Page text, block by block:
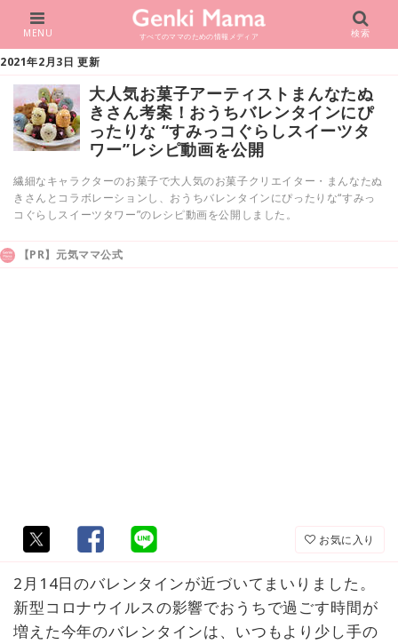
すべてのママのための情報メディア
MENU 検索
2021年2月3日 更新
大人気お菓子アーティストまんなたぬ
きさん考案！おうちバレンタインにぴ
ったりな “すみっコぐらしスイーツタ
ワー”レシピ動画を公開
繊細なキャラクターのお菓子で大人気のお菓子クリエイター・まんなたぬ
きさんとコラボレーションし、おうちバレンタインにぴったりな“すみっ
コぐらしスイーツタワー”のレシピ動画を公開しました。
【PR】元気ママ公式
お気に入り
2月14日のバレンタインが近づいてまいりました。
新型コロナウイルスの影響でおうちで過ごす時間が
増えた今年のバレンタインは、いつもより少し手の